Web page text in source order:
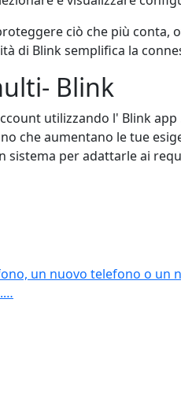
ciò che più
di Blink semplifica la
Blink
utilizzando l' Blink app
che aumentano le tue
sistema per adattarle ai
un nuovo telefono o un